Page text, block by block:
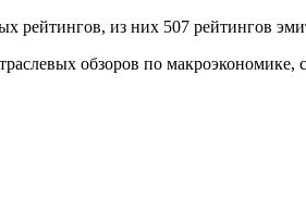
рейтингов, из них 507 рейтингов
обзоров по